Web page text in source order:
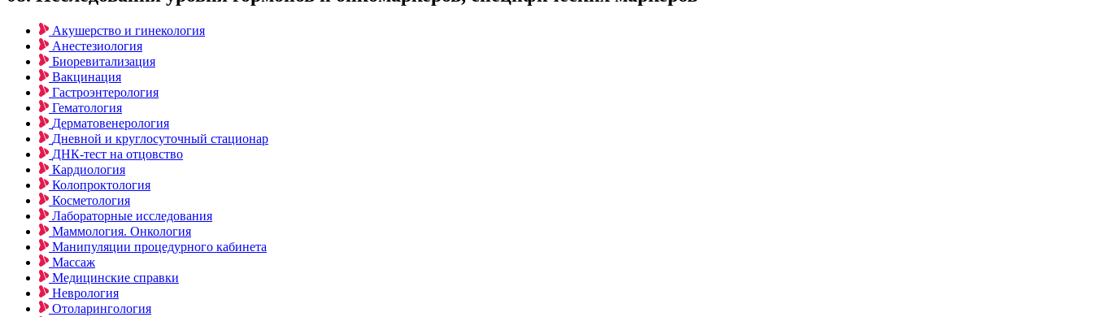
Акушерство и гинекология
Анестезиология
Биоревитализация
Вакцинация
Гастроэнтерология
Гематология
Дерматовенерология
Дневной и круглосуточный стационар
ДНК-тест на отцовство
Кардиология
Колопроктология
Косметология
Лабораторные исследования
Маммология. Онкология
Манипуляции процедурного кабинета
Массаж
Медицинские справки
Неврология
Отоларингология